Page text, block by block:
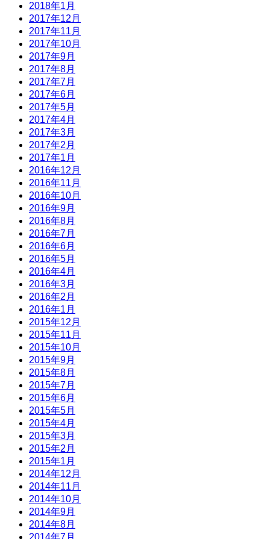
2018年1月
2017年12月
2017年11月
2017年10月
2017年9月
2017年8月
2017年7月
2017年6月
2017年5月
2017年4月
2017年3月
2017年2月
2017年1月
2016年12月
2016年11月
2016年10月
2016年9月
2016年8月
2016年7月
2016年6月
2016年5月
2016年4月
2016年3月
2016年2月
2016年1月
2015年12月
2015年11月
2015年10月
2015年9月
2015年8月
2015年7月
2015年6月
2015年5月
2015年4月
2015年3月
2015年2月
2015年1月
2014年12月
2014年11月
2014年10月
2014年9月
2014年8月